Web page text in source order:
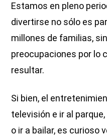
Estamos en pleno
divertirse no sólo es
millones de familias,
preocupaciones por lo
resultar.
Si bien, el
televisión e ir al
o ir a bailar, es curioso